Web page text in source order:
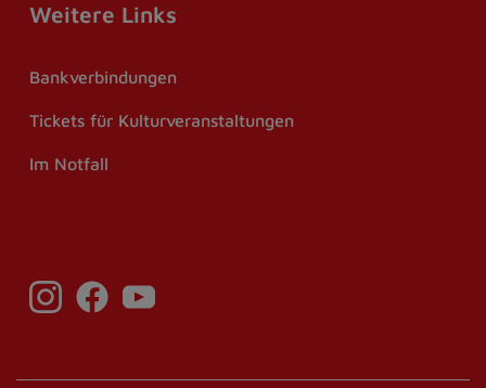
Weitere Links
Bankverbindungen
Tickets für Kulturveranstaltungen
Im Notfall